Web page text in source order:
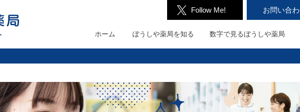
Follow Me! お問い合
ホーム ぼうしや薬局を知る 数字で見るぼうしや薬局